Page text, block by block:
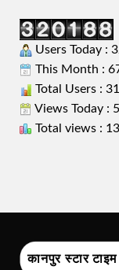
Users Today :
This Month :
Total Users :
Views Today :
Total views :
कानपुर स्टार टाइम